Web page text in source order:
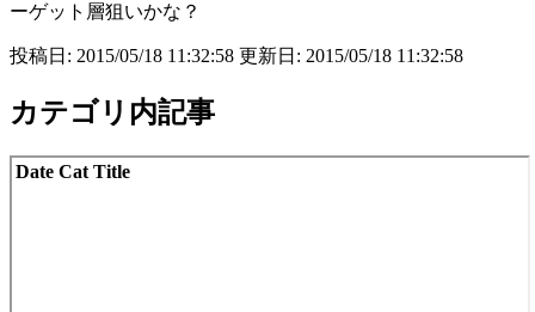
ーゲット層狙いかな？
投稿日: 2015/05/18 11:32:58 更新日: 2015/05/18 11:32:58
カテゴリ内記事